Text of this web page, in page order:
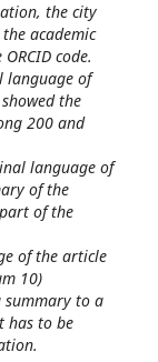
the city
academic
code.
language of
the
200 and
language of
of the
of the
of the article
10)
summary to a
has to be